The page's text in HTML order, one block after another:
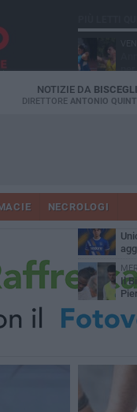
NOTIZIE DA
DIRETTORE ANTONIO
NECROLOGI
per
Il